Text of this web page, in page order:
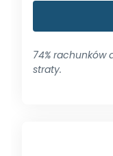
74% rachunków
straty.